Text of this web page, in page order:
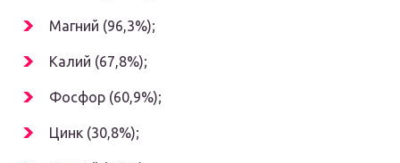
Магний (96,3%);
Калий (67,8%);
Фосфор (60,9%);
Цинк (30,8%);